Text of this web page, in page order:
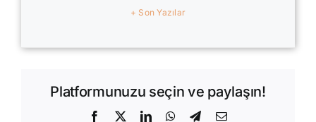
+ Son Yazılar
Platformunuzu seçin ve paylaşın!
Facebook
X LinkedInWhatsApp
Telegram
E-